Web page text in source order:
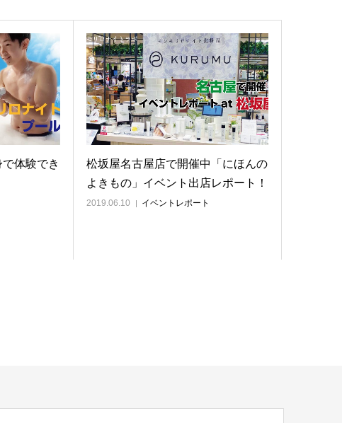
体験でき
松坂屋名古屋店で開催中「にほんの
よきもの」イベント出店レポート！
2019.06.10 イベントレポート